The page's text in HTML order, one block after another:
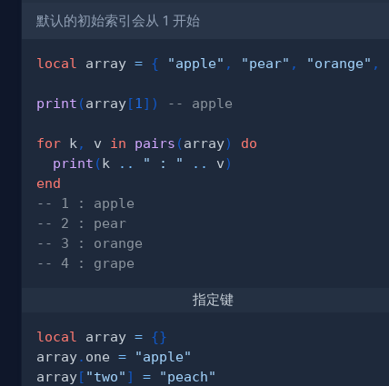
默认的初始索引会从 1 开始
local array = { "apple" , "pear" , "orange" ,
print (array[1 ] ) -- apple
for k , v in pairs (array)
do
print (k .. " : " .. v)
end
-- 1 : apple
-- 2 : pear
-- 3 : orange
-- 4 : grape
指定键
local array = {}
array. one =
"apple"
array[ "two" ] = "peach"